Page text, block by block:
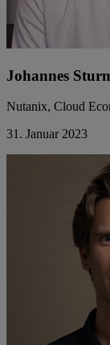
Johannes
Nutanix, Cloud
31. Januar 2023